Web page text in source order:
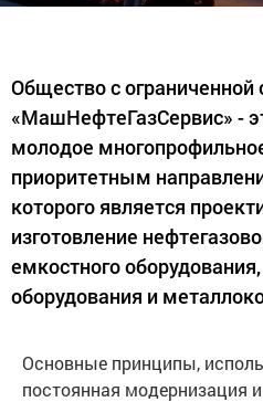
Общество с ограниченной
«МашНефтеГазСервис» -
молодое
приоритетным
которого является
изготовление
емкостного
оборудования и
Основные принципы,
постоянная модернизация